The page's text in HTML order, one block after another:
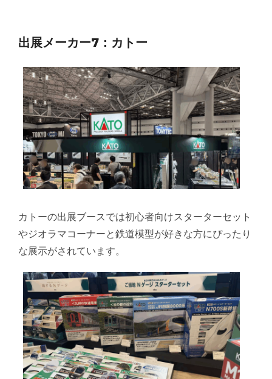
出展メーカー7：カトー
カトーの出展ブースでは初心者向けスターターセット
やジオラマコーナーと鉄道模型が好きな方にぴったり
な展示がされています。